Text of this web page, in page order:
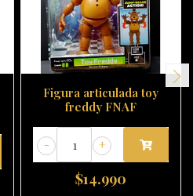
Figura articulada toy
freddy FNAF
+
-
$14.990